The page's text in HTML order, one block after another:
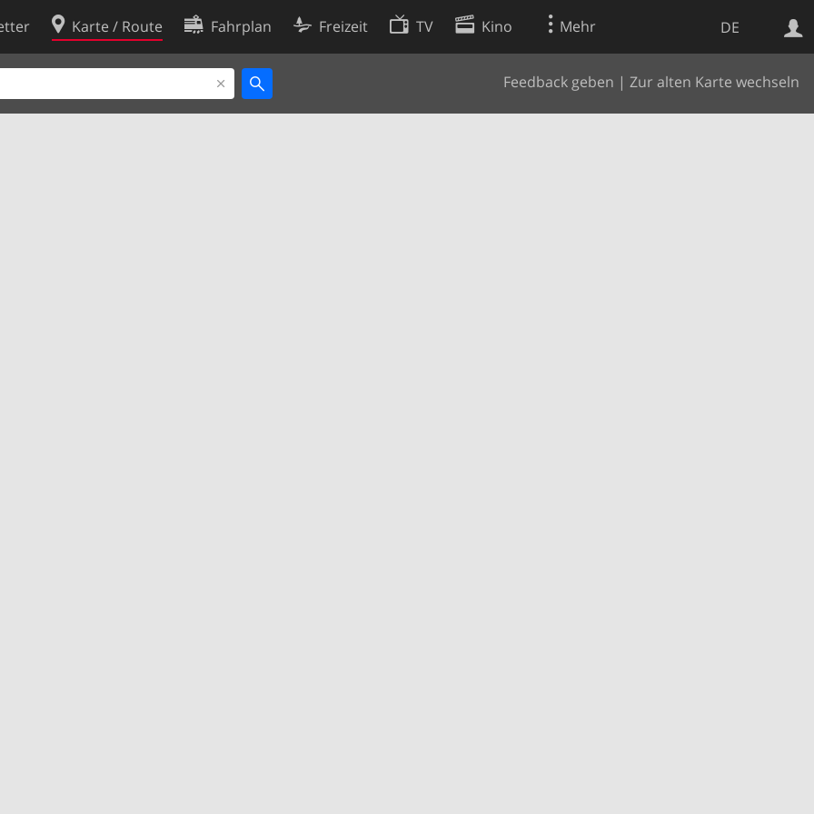
DE
Karte / Route Fahrplan Freizeit TV Kino Mehr
Feedback geben | Zur alten Karte wechseln
Websuche
Cookie-Richtlinie
Cookie-Einstellungen